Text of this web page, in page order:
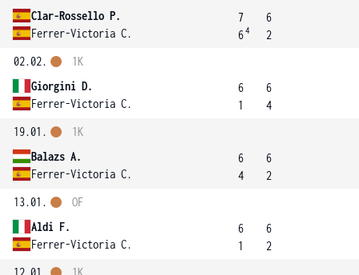
Clar-Rossello P.
Ferrer-Victoria C.
7
64
6
2
02.02.
Giorgini D.
Ferrer-Victoria C.
1K
6
1
6
4
19.01.
Balazs A.
Ferrer-Victoria C.
1K
6
4
6
2
13.01.
Aldi F.
Ferrer-Victoria C.
OF
6
1
6
2
12.01.
1K